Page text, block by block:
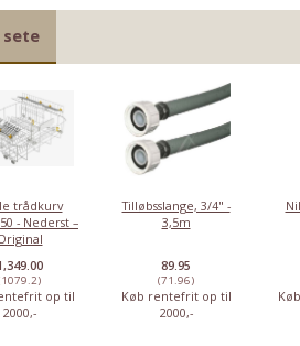
sete
trådkurv
- Nederst –
op til
2000,-
Tilløbsslange, 3/4" -
3,5m
89.95
(71.96)
Køb rentefrit op til
2000,-